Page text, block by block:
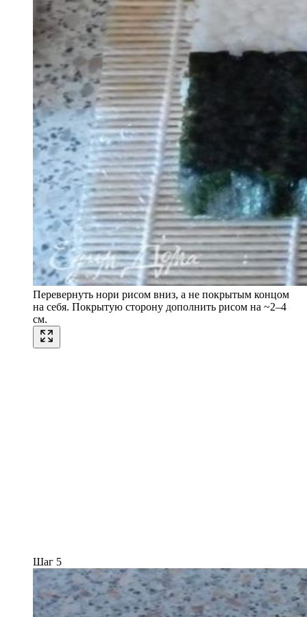
Перевернуть нори рисом вниз, а не покрытым концом
на себя. Покрытую сторону дополнить рисом на ~2–4
см.
Шаг 5